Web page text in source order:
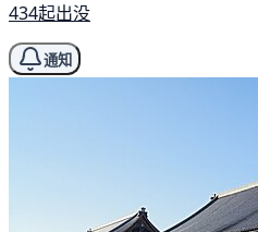
434起出没
通知